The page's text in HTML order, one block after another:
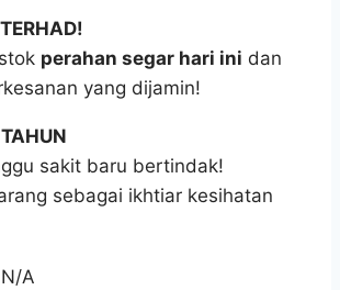
perahan segar hari ini dan
yang dijamin!
sakit baru bertindak!
sebagai ikhtiar kesihatan
N/A